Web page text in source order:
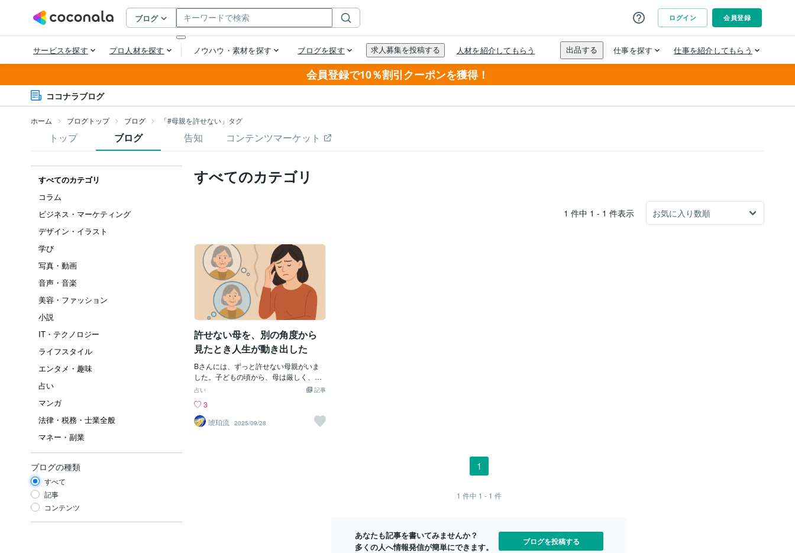
会員登録で10％割引クーポンを獲得！
ココナラブログ
ホーム ブログトップ ブログ 「#母親を許せない」タグ
トップ ブログ 告知 コンテンツマーケット
すべてのカテゴリ
コラム
ビジネス・マーケティング
デザイン・イラスト
学び
写真・動画
音声・音楽
美容・ファッション
小説
IT・テクノロジー
ライフスタイル
エンタメ・趣味
占い
マンガ
法律・税務・士業全般
マネー・副業
ブログの種類
すべて
記事
コンテンツ
すべてのカテゴリ
1 件中 1 - 1 件表示
許せない母を、別の角度から
見たとき人生が動き出した
Bさんには、ずっと許せない母親がいま
した。子どもの頃から、母は厳しく、言
葉よりも先に手が出る人。「お前はダメ
り返され、心に深い傷を抱えて大人にな
りました。大人になってからも、母の言
葉は呪いのように響き続けました。「私
記事
占い
3
琥珀流 2025/09/28
1
1 件中 1 - 1 件
あなたも記事を書いてみませんか？
多くの人へ情報発信が簡単にできます。
ブログを投稿する